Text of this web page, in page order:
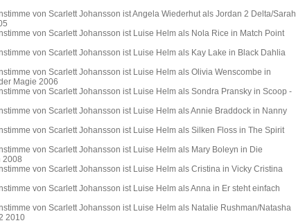
von Scarlett Johansson ist Angela Wiederhut als Jordan 2 Delta/Sarah
von Scarlett Johansson ist Luise Helm als Nola Rice in Match Point
von Scarlett Johansson ist Luise Helm als Kay Lake in Black Dahlia
von Scarlett Johansson ist Luise Helm als Olivia Wenscombe in
Magie 2006
von Scarlett Johansson ist Luise Helm als Sondra Pransky in Scoop -
von Scarlett Johansson ist Luise Helm als Annie Braddock in Nanny
von Scarlett Johansson ist Luise Helm als Silken Floss in The Spirit
von Scarlett Johansson ist Luise Helm als Mary Boleyn in Die
2008
von Scarlett Johansson ist Luise Helm als Cristina in Vicky Cristina
von Scarlett Johansson ist Luise Helm als Anna in Er steht einfach
von Scarlett Johansson ist Luise Helm als Natalie Rushman/Natasha
2010